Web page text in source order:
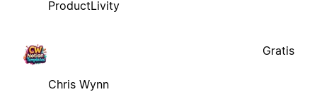
ProductLivity
Chris Wynn
Gratis